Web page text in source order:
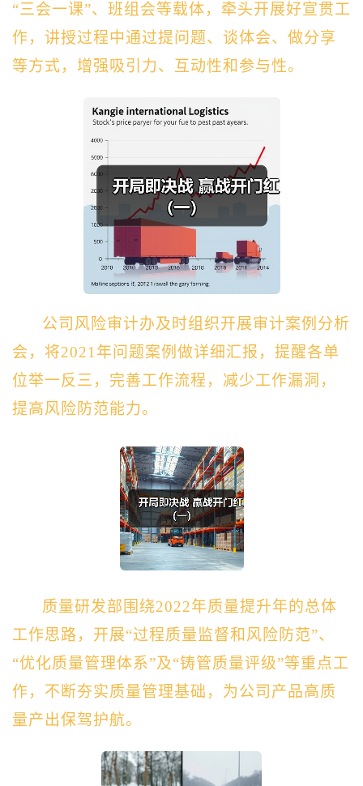
“三会一课”、班组会等载体，牵头开展好宣贯工
作，讲授过程中通过提问题、谈体会、做分享
等方式，增强吸引力、互动性和参与性。
公司风险审计办及时组织开展审计案例分析
会，将2021年问题案例做详细汇报，提醒各单
位举一反三，完善工作流程，减少工作漏洞，
提高风险防范能力。
质量研发部 围绕2022年质量提升年的总体
工作思路，开展“过程质量监督和风险防范”、
“优化质量管理体系”及“铸管质量评级”等重点工
作，不断夯实质量管理基础，为公司产品高质
量产出保驾护航。